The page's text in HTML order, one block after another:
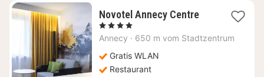
Novotel Annecy Centre1
ab
, 4 Sterne
Annecy · 650 m vom Stadtzentrum
Gratis WLAN
Restaurant